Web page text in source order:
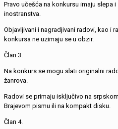
Pravo učešća na konkursu imaju slepa
inostranstva.
Objavljivani i nagradjivani radovi, kao i
konkursa ne uzimaju se u obzir.
Član 3.
Na konkurs se mogu slati originalni
žanrova.
Radovi se primaju isključivo na
Brajevom pismu ili na kompakt disku.
Član 4.